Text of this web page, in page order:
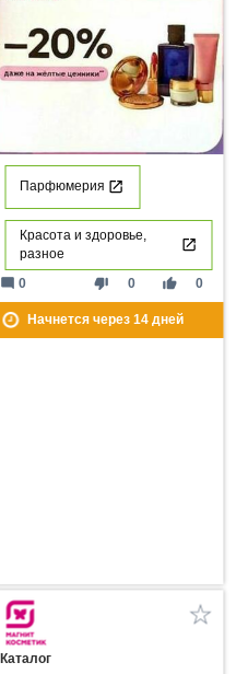
Парфюмерия
Красота и здоровье,
разное
thumb_down 0 thumb_up 0
mode_comment 0
Начнется через 14дней
Каталог